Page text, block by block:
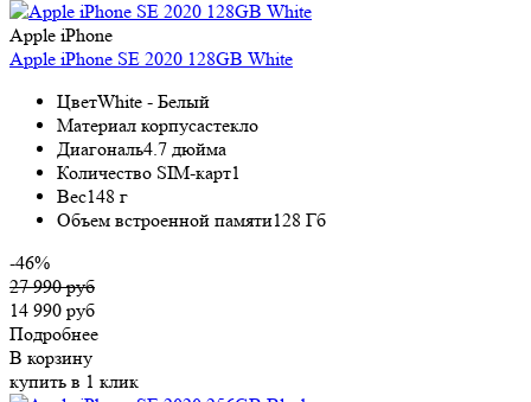
Apple iPhone
Apple iPhone SE 2020 128GB White
ЦветWhite - Белый
Материал корпусастекло
Диагональ4.7 дюйма
Количество SIM-карт1
Вес148 г
Объем встроенной памяти128 Гб
-46%
27 990 руб
14 990 руб
Подробнее
В корзину
купить в 1 клик